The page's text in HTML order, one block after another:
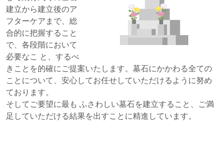
建立から建立後のア
フターケアまで、総
合的に把握すること
で、各段階において
必要なこ と、するべ
きことを的確にご提案いたします。墓石にかかわる全ての
ことについて、安心してお任せしていただけるように努め
ております。
そしてご要望に最も ふさわしい墓石を建立すること、ご満
足していただける結果を出すことに精進しています。